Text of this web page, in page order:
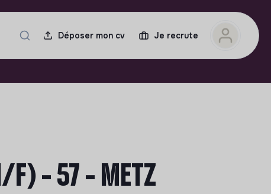
Déposer mon cv Je recrute
- 57 - METZ